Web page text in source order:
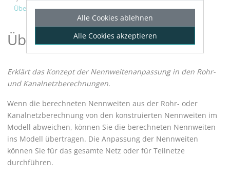
Über Nennweiten anpassen
Über Nennweiten anpassen
Erklärt das Konzept der Nennweitenanpassung in den Rohr-
und Kanalnetzberechnungen.
Wenn die berechneten Nennweiten aus der Rohr- oder
Kanalnetzberechnung von den konstruierten Nennweiten im
Modell abweichen, können Sie die berechneten Nennweiten
ins Modell übertragen. Die Anpassung der Nennweiten
können Sie für das gesamte Netz oder für Teilnetze
durchführen.
Alle Cookies ablehnen
Alle Cookies akzeptieren